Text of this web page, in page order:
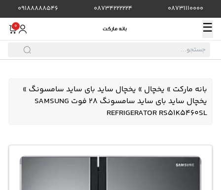
08731110000
08734222224
09188888546
☰
0
بانه مارکت » یخچال » یخچال ساید بای ساید سامسونگ »
یخچال ساید بای ساید سامسونگ 28 فوت SAMSUNG
REFRIGERATOR RS51K5460SL